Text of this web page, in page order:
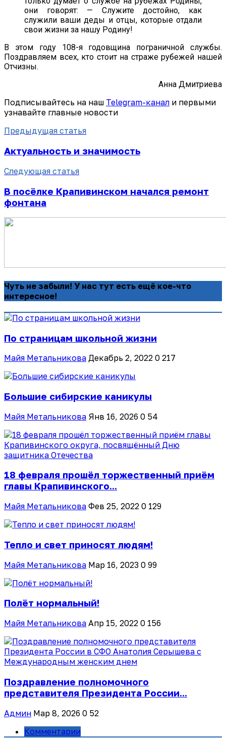
они говорят: — Служите достойно, как
служили ваши деды и отцы, которые отдали
свои жизни за нашу Родину!
В этом году 108-я годовщина пограничной службы.
Поздравляем всех, кто стоит на страже рубежей нашей
Отчизны.
Анна Дмитриева
Подписывайтесь на наш Telegram-канал и первыми
узнавайте главные новости
Предыдущая статья
Актуальность и значимость
Следующая статья
В посёлке Крапивинском начался ремонт
фонтана
Чуть не забыли! У нас тут есть ещё кое-что
интересное!
По страницам школьной жизни
Майя Метальникова Декабрь 2, 2022 0 217
Большие сибирские каникулы
Майя Метальникова Янв 16, 2026 0 54
18 февраля прошёл торжественный приём
главы Крапивинского...
Майя Метальникова Фев 25, 2022 0 129
Тепло и свет приносят людям!
Майя Метальникова Мар 16, 2023 0 99
Полёт нормальный!
Майя Метальникова Апр 15, 2022 0 156
Поздравление полномочного
представителя Президента России...
Админ Мар 8, 2026 0 52
Комментарии